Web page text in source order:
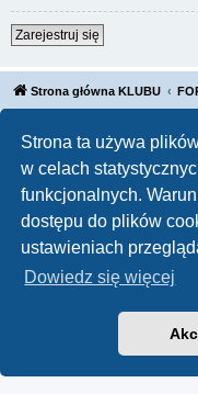
Strona ta używa
w celach
funkcjonalnych.
dostępu do plików
ustawieniach
Dowiedz się więcej
Zarejestruj się
Strona główna KLUBU
Polski